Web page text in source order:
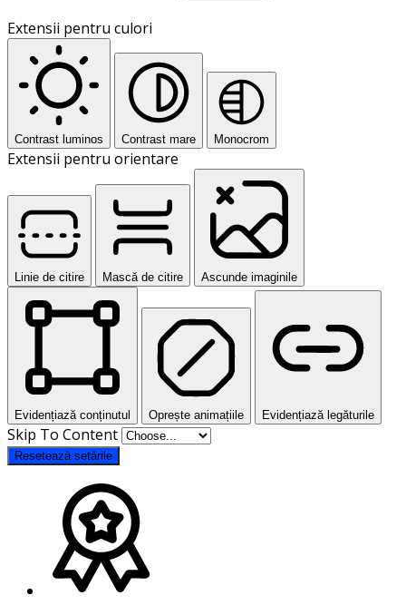
Extensii pentru culori
Contrast luminos Contrast mare Monocrom
Extensii pentru orientare
Linie de citire Mască de citire Ascunde imaginile
Evidențiază conținutul Oprește animațiile Evidențiază legăturile
Skip To Content
Resetează setările